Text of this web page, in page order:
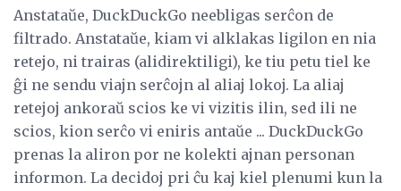
Anstataŭe, DuckDuckGo neebligas serĉon de
filtrado. Anstataŭe, kiam vi alklakas ligilon en nia
retejo, ni trairas (alidirektiligi), ke tiu petu tiel ke
ĝi ne sendu viajn serĉojn al aliaj lokoj. La aliaj
retejoj ankoraŭ scios ke vi vizitis ilin, sed ili ne
scios, kion serĉo vi eniris antaŭe ... DuckDuckGo
prenas la aliron por ne kolekti ajnan personan
informon. La decidoj pri ĉu kaj kiel plenumi kun la